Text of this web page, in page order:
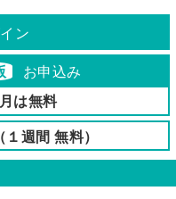
ン
お申込み
は無料
週間 無料）